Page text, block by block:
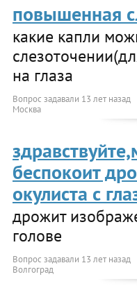
повышенная
какие капли
на глаза
Вопрос задавали 13 лет назад
Москва
беспокоит
окулиста с
дрожит
голове
Вопрос задавали 13 лет назад
Волгоград